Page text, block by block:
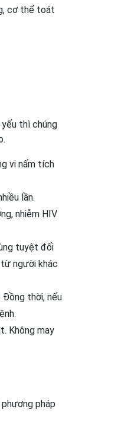
cơ thể toát
yếu thì chúng
vi nấm tích
lần.
nhiễm HIV
tuyệt đối
người khác
Đồng thời, nếu
Không may
pháp